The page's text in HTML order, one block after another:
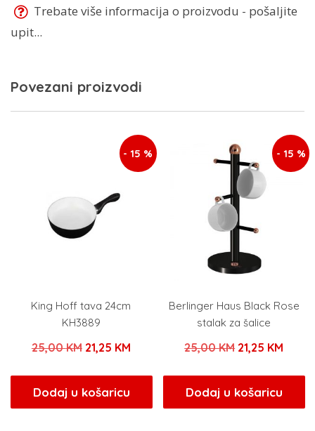
Trebate više informacija o proizvodu - pošaljite
upit...
Povezani proizvodi
- 15 %
King Hoff tava 24cm
KH3889
25,00KM Izvorna
bila
je:
21,25 KMTrenutna
21,25 KM.
Dodaj u košaricu
- 15 %
Berlinger Haus Black Rose
stalak za šalice
25,00KM Izvorna
bila
je:
21,25 KM
21,25
Dodaj u košaricu